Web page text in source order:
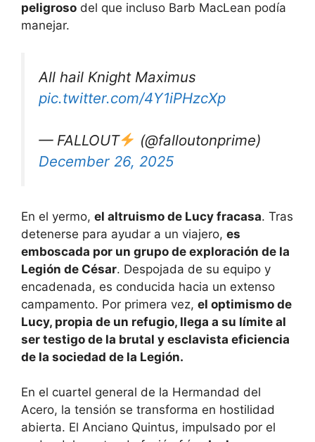
peligroso del que incluso Barb MacLean podía
manejar.
All hail Knight Maximus
pic.twitter.com/4Y1iPHzcXp
— FALLOUT
(@falloutonprime)
December 26, 2025
En el yermo, el altruismo de Lucy fracasa. Tras
detenerse para ayudar a un viajero, es
emboscada por un grupo de exploración de la
Legión de César. Despojada de su equipo y
encadenada, es conducida hacia un extenso
campamento. Por primera vez, el optimismo de
Lucy, propia de un refugio, llega a su límite al
ser testigo de la brutal y esclavista eficiencia
de la sociedad de la Legión.
En el cuartel general de la Hermandad del
Acero, la tensión se transforma en hostilidad
abierta. El Anciano Quintus, impulsado por el